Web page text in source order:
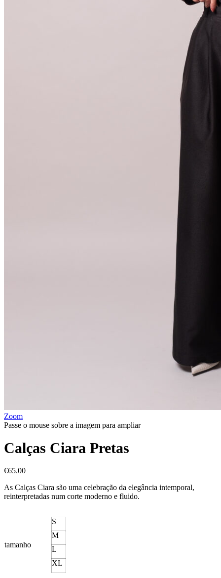
Zoom
Passe o mouse sobre a imagem para ampliar
Calças Ciara Pretas
€65.00
As Calças Ciara são uma celebração da elegância intemporal,
reinterpretadas num corte moderno e fluido.
tamanho
S
M
L
XL